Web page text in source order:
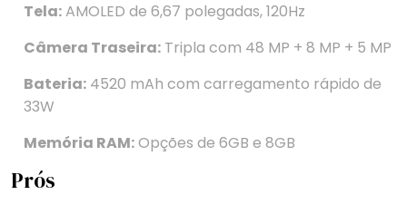
Tela:AMOLED de 6,67 polegadas, 120Hz
Câmera Traseira: Tripla com 48 MP + 8 MP + 5 MP
Bateria: 4520 mAh com carregamento rápido de
33W
Memória RAM:Opções de 6GB e 8GB
Prós